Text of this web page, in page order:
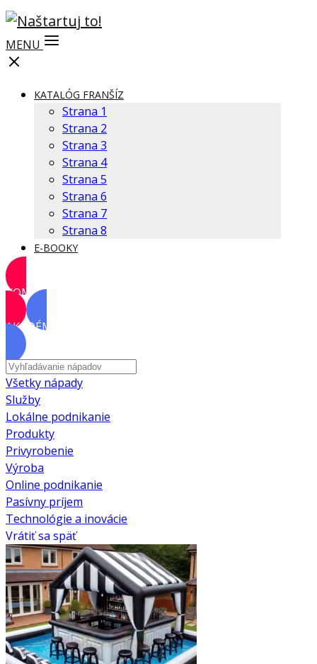
MENU
KATALÓG FRANŠÍZ
Strana 1
Strana 2
Strana 3
Strana 4
Strana 5
Strana 6
Strana 7
Strana 8
E-BOOKY
KOMUNITA
AKADÉMIA
Všetky nápady
Služby
Lokálne podnikanie
Produkty
Privyrobenie
Výroba
Online podnikanie
Pasívny príjem
Technológie a inovácie
Vrátiť sa späť